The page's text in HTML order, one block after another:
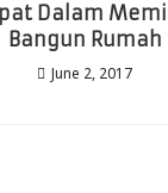
Dalam
Bangun Rumah
June 2, 2017